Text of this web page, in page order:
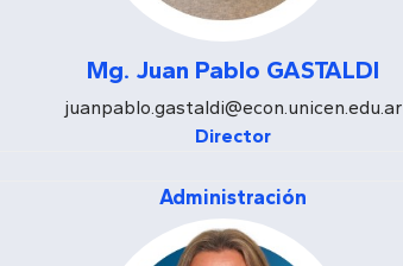
Mg. Juan Pablo GASTALDI
juanpablo.gastaldi@econ.unicen.edu.ar
Director
Administración